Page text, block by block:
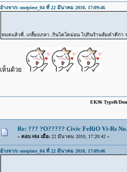
อ้างจาก: onepiece_04 ที่ 22 มีนาคม 2010, 17:09:46
หมดแล้วพี่..เกลี้ยงเกลา..กินไดโดม่อน ไปกินร้านส้มตำดีก่
เห็นด้วย
EK96 TypeR/
Re: ??? ?O????? Civic FeRiO Vi-Rs
« ตอบ #84 เมื่อ:22 มีนาคม 2010, 17:20:42 »
อ้างจาก: onepiece_04 ที่ 22 มีนาคม 2010, 17:09:46